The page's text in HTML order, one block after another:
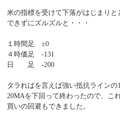
米の指標を受けて下落がはじまりと
できずにズルズルと・・・
１時間足 ±0
４時価足 -131
日 足 -200
タラればを言えば強い抵抗ラインの
20MAを下回って終わったので、こ
買いの回避もできました。